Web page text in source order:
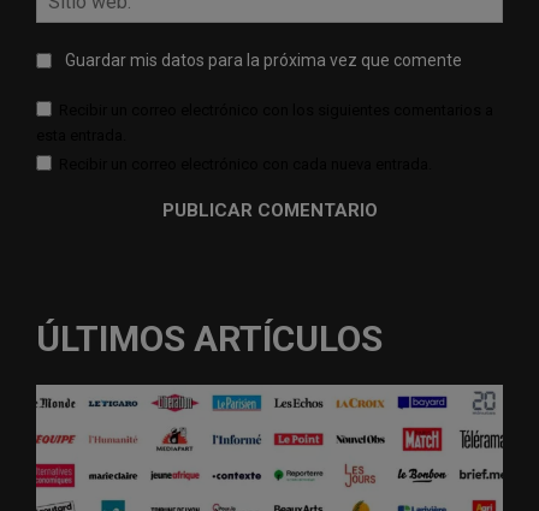
Guardar mis datos para la próxima vez que comente
ÚLTIMOS ARTÍCULOS